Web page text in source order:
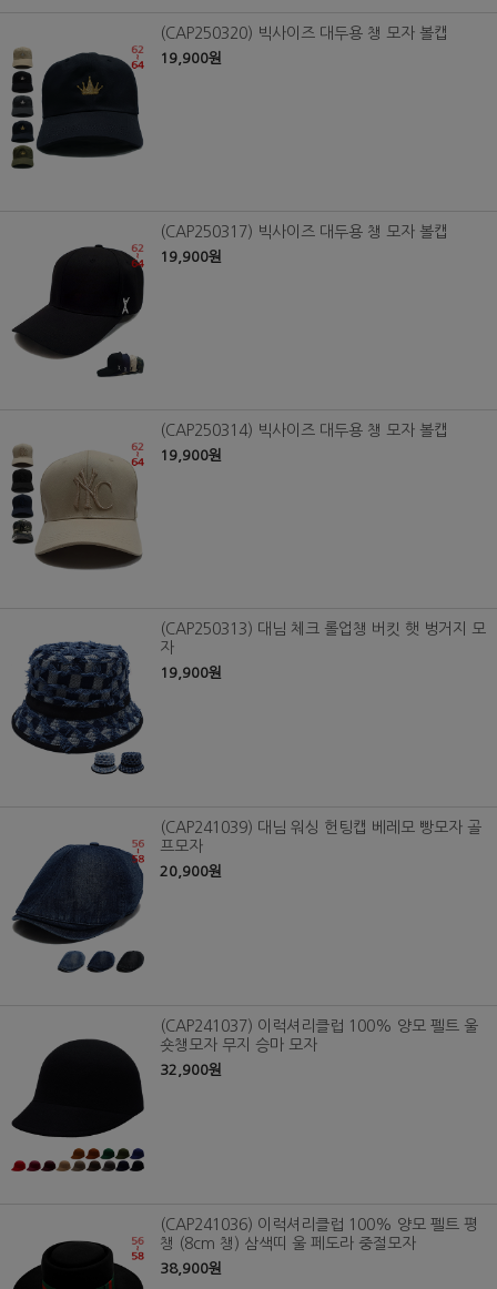
(CAP250320) 빅사이즈 대두용 챙 모자 볼캡
19,900원
(CAP250317) 빅사이즈 대두용 챙 모자 볼캡
19,900원
(CAP250314) 빅사이즈 대두용 챙 모자 볼캡
19,900원
(CAP250313) 대님 체크 롤업챙 버킷 햇 벙거지 모
자
19,900원
(CAP241039) 대님 워싱 헌팅캡 베레모 빵모자 골
프모자
20,900원
(CAP241037) 이럭셔리클럽 100% 양모 펠트 울
숏챙모자 무지 승마 모자
32,900원
(CAP241036) 이럭셔리클럽 100% 양모 펠트 평
챙 (8cm 챙) 삼색띠 울 페도라 중절모자
38,900원